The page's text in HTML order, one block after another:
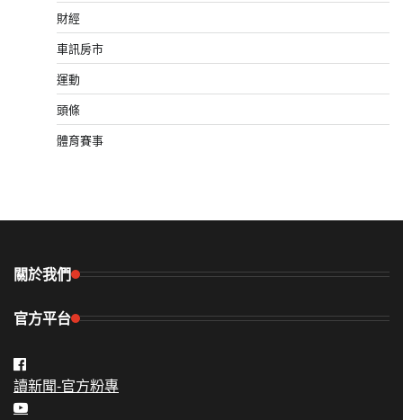
財經
車訊房市
運動
頭條
體育賽事
關於我們
官方平台
讀新聞-官方粉專